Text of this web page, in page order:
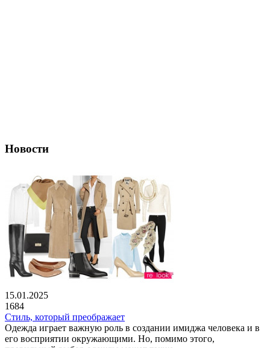
Новости
15.01.2025
1684
Стиль, который преображает
Одежда играет важную роль в создании имиджа человека и в
его восприятии окружающими. Но, помимо этого,